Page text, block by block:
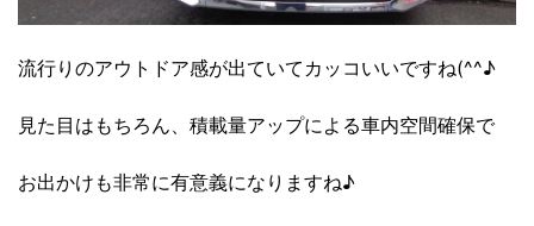
流行りのアウトドア感が出ていてカッコいいですね(^^♪
見た目はもちろん、積載量アップによる車内空間確保で
お出かけも非常に有意義になりますね♪